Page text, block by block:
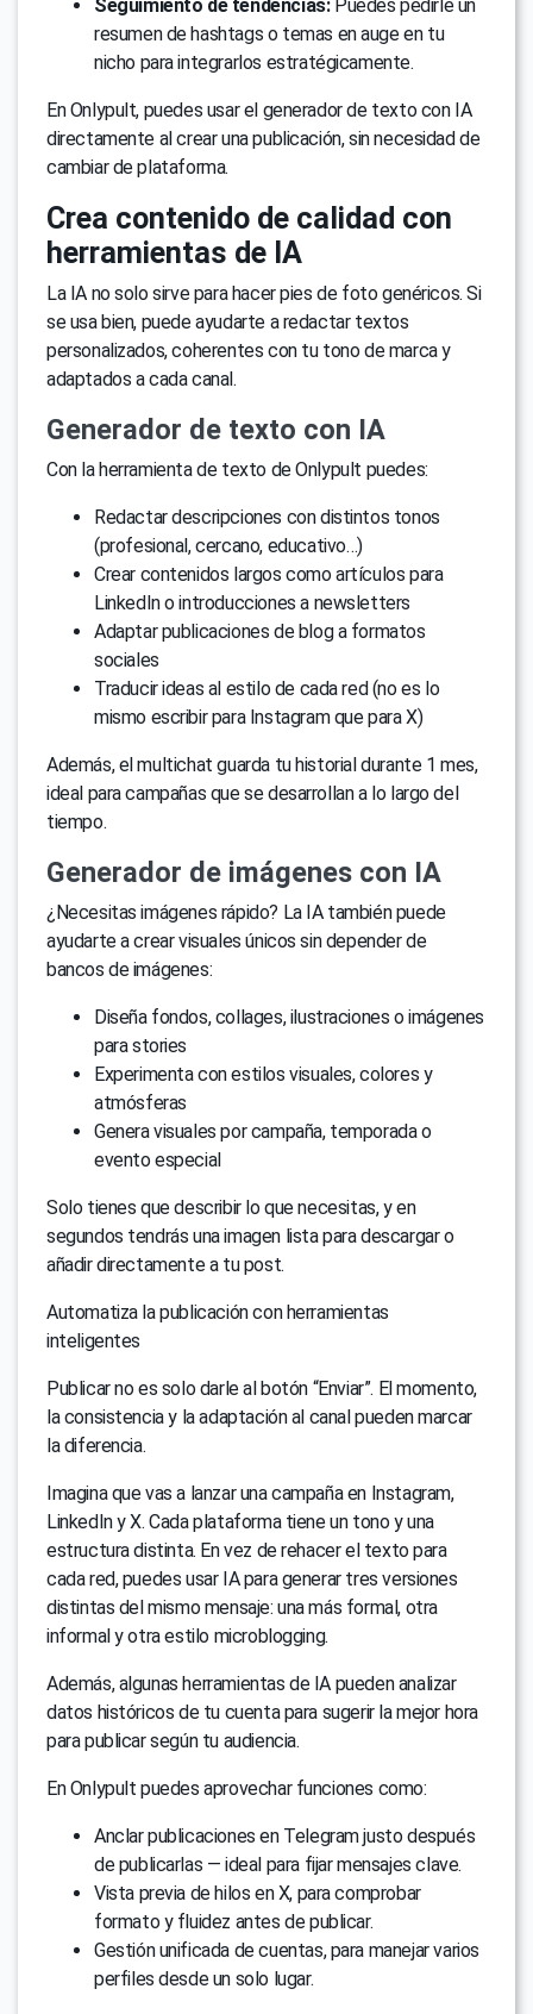
Seguimiento de tendencias:Puedes pedirle un
resumen de hashtags o temas en auge en tu
nicho para integrarlos estratégicamente.
En Onlypult, puedes usar el generador de texto con IA
directamente al crear una publicación, sin necesidad de
cambiar de plataforma.
Crea contenido de calidad con
herramientas de IA
La IA no solo sirve para hacer pies de foto genéricos. Si
se usa bien, puede ayudarte a redactar textos
personalizados, coherentes con tu tono de marca y
adaptados a cada canal.
Generador de texto con IA
Con la herramienta de texto de Onlypult puedes:
Redactar descripciones con distintos tonos
(profesional, cercano, educativo…)
Crear contenidos largos como artículos para
LinkedIn o introducciones a newsletters
Adaptar publicaciones de blog a formatos
sociales
Traducir ideas al estilo de cada red (no es lo
mismo escribir para Instagram que para X)
Además, el multichat guarda tu historial durante 1 mes,
ideal para campañas que se desarrollan a lo largo del
tiempo.
Generador de imágenes con IA
¿Necesitas imágenes rápido? La IA también puede
ayudarte a crear visuales únicos sin depender de
bancos de imágenes:
Diseña fondos, collages, ilustraciones o imágenes
para stories
Experimenta con estilos visuales, colores y
atmósferas
Genera visuales por campaña, temporada o
evento especial
Solo tienes que describir lo que necesitas, y en
segundos tendrás una imagen lista para descargar o
añadir directamente a tu post.
Automatiza la publicación con herramientas
inteligentes
Publicar no es solo darle al botón “Enviar”. El momento,
la consistencia y la adaptación al canal pueden marcar
la diferencia.
Imagina que vas a lanzar una campaña en Instagram,
LinkedIn y X. Cada plataforma tiene un tono y una
estructura distinta. En vez de rehacer el texto para
cada red, puedes usar IA para generar tres versiones
distintas del mismo mensaje: una más formal, otra
informal y otra estilo microblogging.
Además, algunas herramientas de IA pueden analizar
datos históricos de tu cuenta para sugerir la mejor hora
para publicar según tu audiencia.
En Onlypult puedes aprovechar funciones como:
Anclar publicaciones en Telegram justo después
de publicarlas — ideal para fijar mensajes clave.
Vista previa de hilos en X, para comprobar
formato y fluidez antes de publicar.
Gestión unificada de cuentas, para manejar varios
perfiles desde un solo lugar.